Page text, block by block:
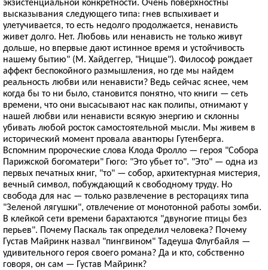
высказывания следующего типа: гнев вспыхивает и
улетучивается, то есть недолго продолжается, ненависть
живет долго. Нет. Любовь или ненависть не только живут
дольше, но впервые дают истинное время и устойчивость
нашему бытию" (М. Хайдеггер, "Ницше"). Философ рождает
аффект беспокойного размышления, но где мы найдем
реальность любви или ненависти? Ведь сейчас яснее, чем
когда бы то ни было, становится понятно, что книги — сеть
времени, что они высасывают нас как полипы, отнимают у
нашей любви или ненависти всякую энергию и склонны
убивать любой росток самостоятельной мысли. Мы живем в
исторический момент провала авантюры Гутенберга.
Вспомним пророческие слова Клода Фролло — героя "Собора
Парижской богоматери" Гюго: "Это убьет то". "Это" — одна из
первых печатных книг, "то" — собор, архитектурная мистерия,
вечный символ, побуждающий к свободному труду. Но
свобода для нас — только развлечение в ресторациях типа
"Зеленой лягушки", отвлечение от монотонной работы зомби.
В клейкой сети времени барахтаются "двуногие птицы без
перьев". Почему Паскаль так определил человека? Почему
Густав Майринк назвал "пингвином" Тадеуша Флугбайля —
удивительного героя своего романа? Да и кто, собственно
говоря, он сам — Густав Майринк?